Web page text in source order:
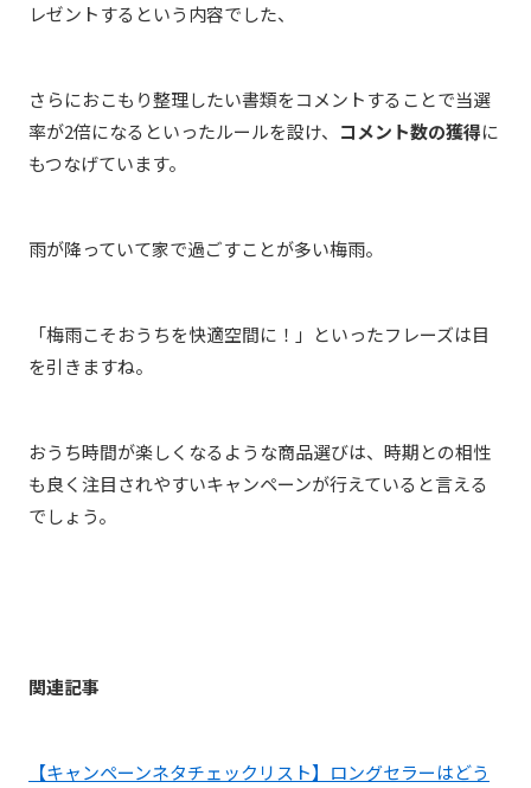
レゼントするという内容でした、
さらにおこもり整理したい書類をコメントすることで当選
率が2倍になるといったルールを設け、 コメント数の獲得に
もつなげています。
雨が降っていて家で過ごすことが多い梅雨。
「梅雨こそおうちを快適空間に！」といったフレーズは目
を引きますね。
おうち時間が楽しくなるような商品選びは、時期との相性
も良く注目されやすいキャンペーンが行えていると言える
でしょう。
関連記事
【キャンペーンネタチェックリスト】ロングセラーはどう